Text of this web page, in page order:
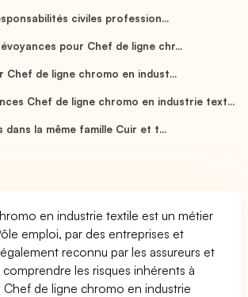
civiles profession...
pour Chef de ligne chr...
Chef de ligne chromo en indust...
Chef de ligne chromo en industrie text...
dans la même famille Cuir et t...
en industrie textile est un métier
emploi, par des entreprises et
reconnu par les assureurs et
les risques inhérents à
de ligne chromo en industrie